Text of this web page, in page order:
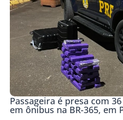
Passageira é presa com
em ônibus na BR-365, em